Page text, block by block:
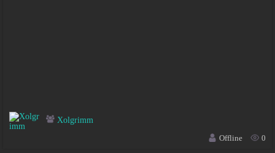
Xolgrimm
Offline
0